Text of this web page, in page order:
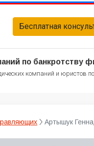
Бесплатная
по банкротству
компаний и юристов
Артышук